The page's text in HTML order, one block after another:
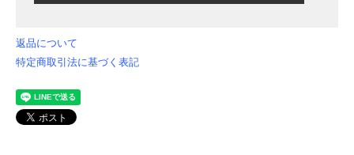
返品について
特定商取引法に基づく表記